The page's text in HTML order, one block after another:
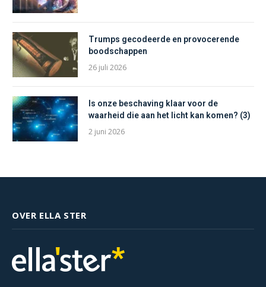
Trumps gecodeerde en provocerende
boodschappen
26 juli 2026
Is onze beschaving klaar voor de
waarheid die aan het licht kan komen? (3)
2 juni 2026
OVER ELLA STER